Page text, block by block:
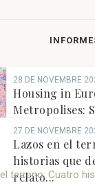
28 DE NOVEMBRE
Housing in
Metropolises:
and planning
27 DE NOVEMBRE
Lazos en el
historias que
relato...